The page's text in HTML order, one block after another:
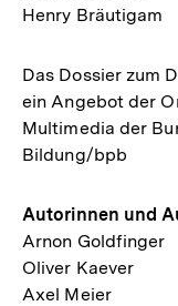
Henry Bräutigam
Das Dossier zum
ein Angebot der
Multimedia der
Bildung/bpb
Autorinnen und
Arnon Goldfinger
Oliver Kaever
Axel Meier